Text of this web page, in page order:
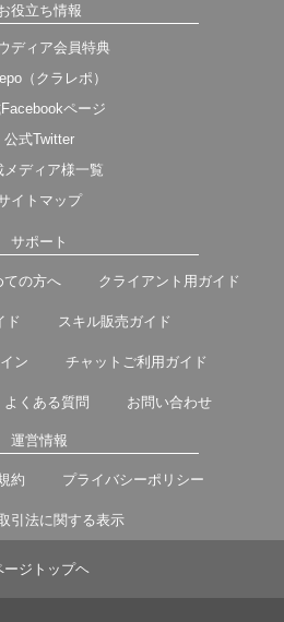
役立ち情報
ディア会員特典
（クラレポ）
ページ
公式Twitter
メディア様一覧
イトマップ
サポート
ての方へ クライアント用ガイド
ド スキル販売ガイド
ン チャットご利用ガイド
よくある質問 お問い合わせ
運営情報
約 プライバシーポリシー
引法に関する表示
ージトップヘ